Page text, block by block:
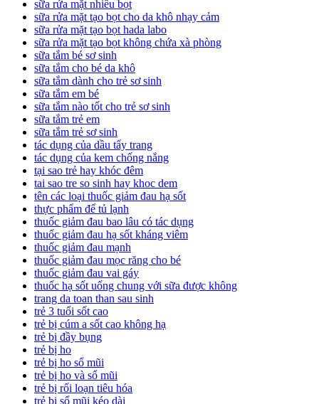
sữa rửa mặt nhiều bọt
sữa rửa mặt tạo bọt cho da khô nhạy cảm
sữa rửa mặt tạo bọt hada labo
sữa rửa mặt tạo bọt không chứa xà phòng
sữa tắm bé sơ sinh
sữa tắm cho bé da khô
sữa tắm dành cho trẻ sơ sinh
sữa tắm em bé
sữa tắm nào tốt cho trẻ sơ sinh
sữa tắm trẻ em
sữa tắm trẻ sơ sinh
tác dụng của dầu tẩy trang
tác dụng của kem chống nắng
tại sao trẻ hay khóc đêm
tai sao tre so sinh hay khoc dem
tên các loại thuốc giảm đau hạ sốt
thực phẩm để tủ lạnh
thuốc giảm đau bao lâu có tác dụng
thuốc giảm đau hạ sốt kháng viêm
thuốc giảm đau mạnh
thuốc giảm đau mọc răng cho bé
thuốc giảm đau vai gáy
thuốc hạ sốt uống chung với sữa được không
trang da toan than sau sinh
trẻ 3 tuổi sốt cao
trẻ bị cúm a sốt cao không hạ
trẻ bị đầy bụng
trẻ bị ho
trẻ bị ho sổ mũi
trẻ bị ho và sổ mũi
trẻ bị rối loạn tiêu hóa
trẻ bị sổ mũi kéo dài